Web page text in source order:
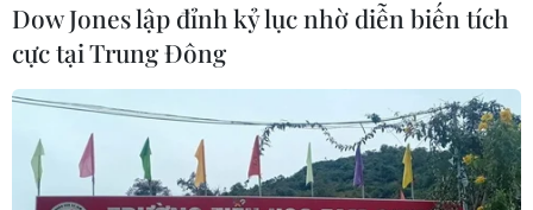
Dow Jones lập đỉnh kỷ lục nhờ diễn biến tích
cực tại Trung Đông